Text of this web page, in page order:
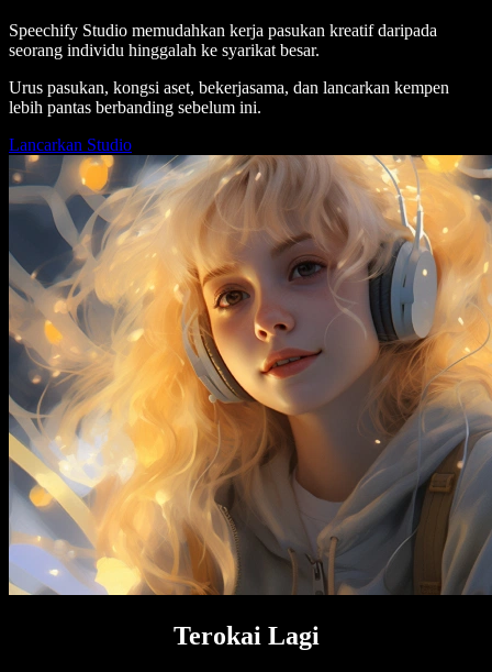
Speechify Studio memudahkan kerja pasukan kreatif daripada
seorang individu hinggalah ke syarikat besar.
Urus pasukan, kongsi aset, bekerjasama, dan lancarkan kempen
lebih pantas berbanding sebelum ini.
Lancarkan Studio
Terokai Lagi